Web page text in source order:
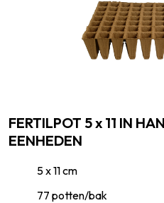
FERTILPOT 5 x 11 IN
EENHEDEN
5 x 11 cm
77 potten/bak